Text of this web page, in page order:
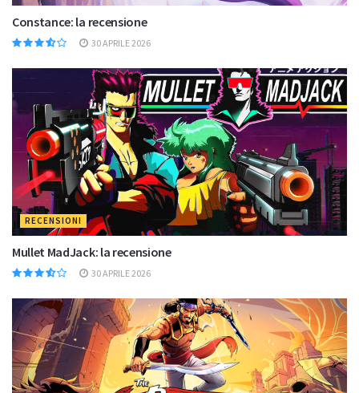
Constance: la recensione
30 APRILE 2026
RECENSIONI
Mullet MadJack: la recensione
30 APRILE 2026